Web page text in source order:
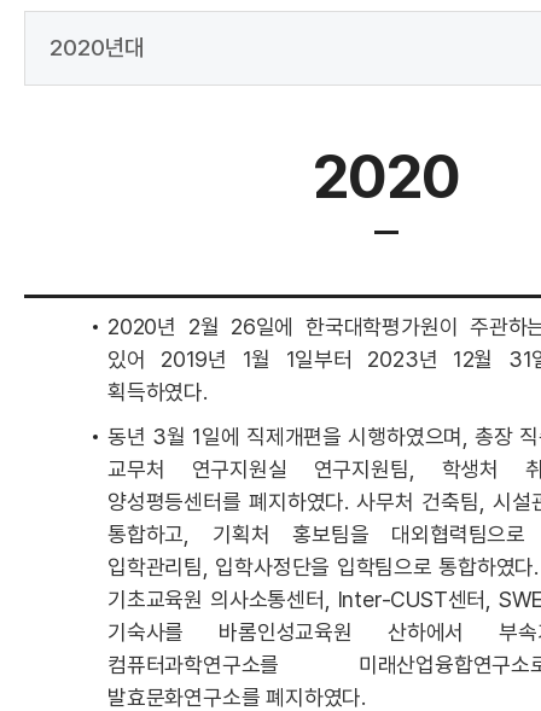
2020년대
2020
2020년 2월 26일에 한국대학평가원이 주관하
있어 2019년 1월 1일부터 2023년 12월 31
획득하였다.
동년 3월 1일에 직제개편을 시행하였으며, 총장
교무처 연구지원실 연구지원팀, 학생처 취
양성평등센터를 폐지하였다. 사무처 건축팀, 시설
통합하고, 기획처 홍보팀을 대외협력팀으로
입학관리팀, 입학사정단을 입학팀으로 통합하였
기초교육원 의사소통센터, Inter-CUST센터,
기숙사를 바롬인성교육원 산하에서 부속
컴퓨터과학연구소를 미래산업융합연
발효문화연구소를 폐지하였다.